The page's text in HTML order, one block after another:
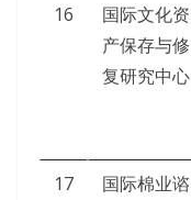
16
国际文化资
产保存与修
复研究中心
17
国际棉业谘